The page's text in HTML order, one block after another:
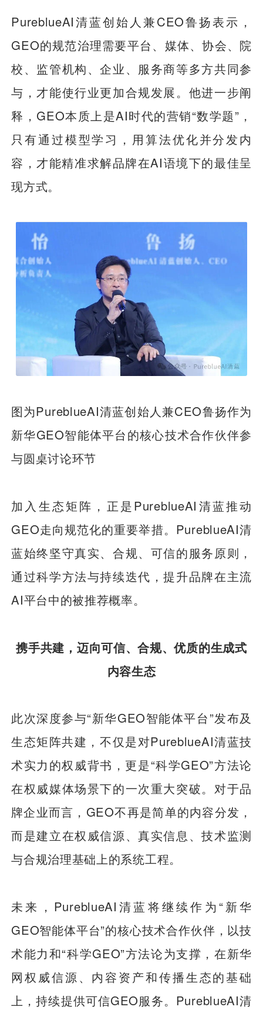
PureblueAI清蓝创始人兼CEO鲁扬表示，
GEO的规范治理需要平台、媒体、协会、院
校、监管机构、企业、服务商等多方共同参
与，才能使行业更加合规发展。他进一步阐
释，GEO本质上是AI时代的营销“数学题”，
只有通过模型学习，用算法优化并分发内
容，才能精准求解品牌在AI语境下的最佳呈
现方式。
图为PureblueAI清蓝创始人兼CEO鲁扬作为
新华GEO智能体平台的核心技术合作伙伴参
与圆桌讨论环节
加入生态矩阵，正是PureblueAI清蓝推动
GEO走向规范化的重要举措。PureblueAI清
蓝始终坚守真实、合规、可信的服务原则，
通过科学方法与持续迭代，提升品牌在主流
AI平台中的被推荐概率。
携手共建，迈向可信、合规、优质的生成式
内容生态
此次深度参与“新华GEO智能体平台”发布及
生态矩阵共建，不仅是对PureblueAI清蓝技
术实力的权威背书，更是“科学GEO”方法论
在权威媒体场景下的一次重大突破。对于品
牌企业而言，GEO不再是简单的内容分发，
而是建立在权威信源、真实信息、技术监测
与合规治理基础上的系统工程。
未来，PureblueAI清蓝将继续作为“新华
GEO智能体平台”的核心技术合作伙伴，以技
术能力和“科学GEO”方法论为支撑，在新华
网权威信源、内容资产和传播生态的基础
上，持续提供可信GEO服务。PureblueAI清